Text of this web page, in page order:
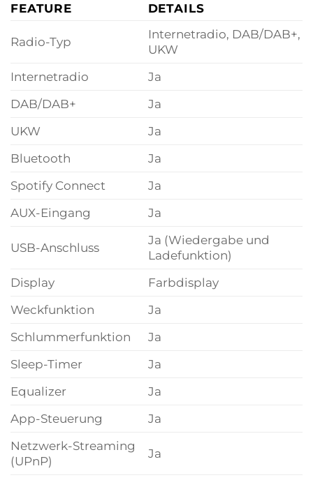
FEATURE DETAILS
Radio-Typ
Internetradio, DAB/DAB+,
UKW
Internetradio
Ja
DAB/DAB+
Ja
UKW
Ja
Bluetooth
Ja
Spotify Connect
Ja
AUX-Eingang
Ja
USB-Anschluss
Ja (Wiedergabe und
Ladefunktion)
Display
Farbdisplay
Weckfunktion
Ja
Schlummerfunktion
Ja
Sleep-Timer
Ja
Equalizer
Ja
App-Steuerung
Ja
Netzwerk-Streaming
(UPnP)
Ja